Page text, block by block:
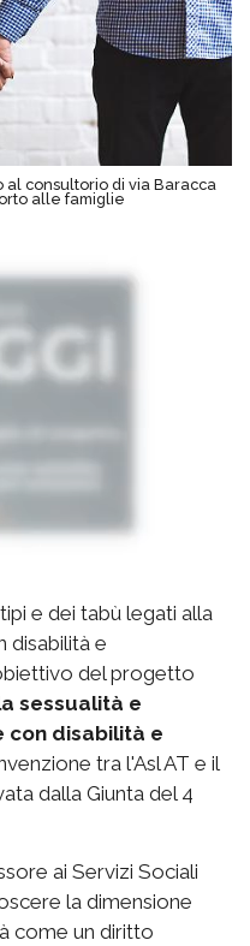
al consultorio di via Baracca
alle famiglie
e dei tabù legati alla
disabilità e
del progetto
sessualità e
con disabilità e
tra l'Asl AT e il
dalla Giunta del 4
ai Servizi Sociali
la dimensione
come un diritto